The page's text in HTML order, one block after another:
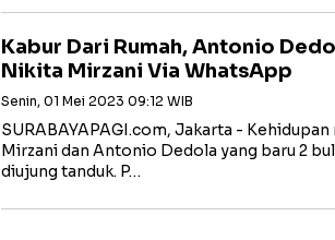
Kabur Dari Rumah, Antonio
Nikita Mirzani Via WhatsApp
Senin, 01 Mei 2023 09:12 WIB
SURABAYAPAGI.com, Jakarta -
Mirzani dan Antonio Dedola yang baru 2
diujung tanduk. P…